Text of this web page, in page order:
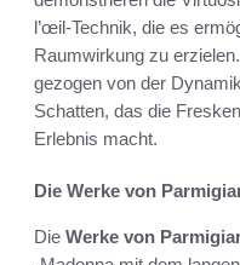
l’œil-Technik, die es
Raumwirkung zu
gezogen von der
Schatten, das die
Erlebnis macht.
Die Werke von
Die Werke von